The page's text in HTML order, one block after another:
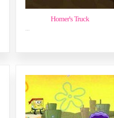
Homer's Truck